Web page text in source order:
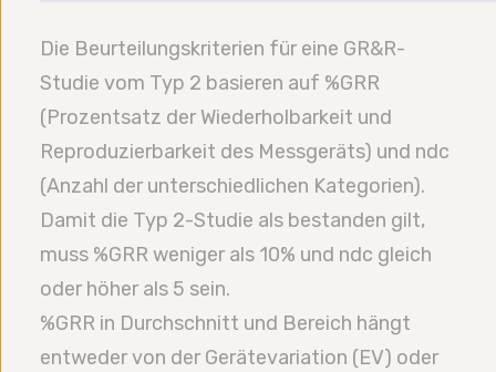
Die Beurteilungskriterien für eine GR&R-
Studie vom Typ 2 basieren auf %GRR
(Prozentsatz der Wiederholbarkeit und
Reproduzierbarkeit des Messgeräts) und ndc
(Anzahl der unterschiedlichen Kategorien).
Damit die Typ 2-Studie als bestanden gilt,
muss %GRR weniger als 10% und ndc gleich
oder höher als 5 sein.
%GRR in Durchschnitt und Bereich hängt
entweder von der Gerätevariation (EV) oder